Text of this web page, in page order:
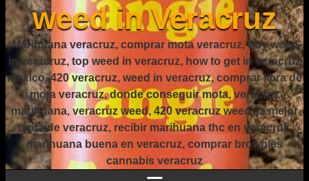
weed in Veracruz
Marihuana veracruz, comprar mota veracruz, buy weed
in veracruz, top weed in veracruz, how to get in veracruz
mexico, 420 veracruz, weed in veracruz, comprar libra de
mota veracruz, donde conseguir mota, veracruz
marihuana, veracruz weed, 420 veracruz weed, la mejor
mota de veracruz, recibir marihuana thc en veracruz,
marihuana buena en veracruz, comprar brownies
cannabis veracruz